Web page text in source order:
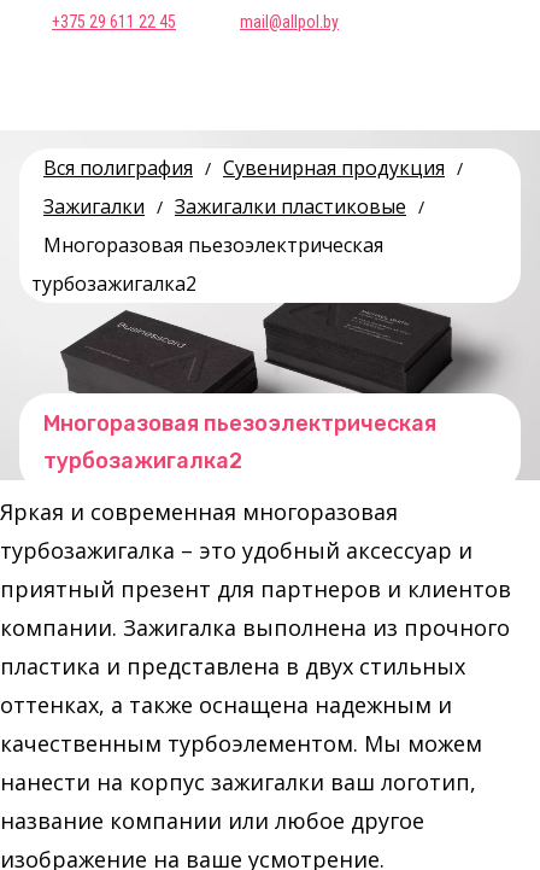
+375 29 611 22 45 mail@allpol.by
Вся полиграфия / Сувенирная продукция /
Зажигалки / Зажигалки пластиковые /
Многоразовая пьезоэлектрическая
турбозажигалка2
Многоразовая пьезоэлектрическая
турбозажигалка2
Яркая и современная многоразовая
турбозажигалка – это удобный аксессуар и
приятный презент для партнеров и клиентов
компании. Зажигалка выполнена из прочного
пластика и представлена в двух стильных
оттенках, а также оснащена надежным и
качественным турбоэлементом. Мы можем
нанести на корпус зажигалки ваш логотип,
название компании или любое другое
изображение на ваше усмотрение.